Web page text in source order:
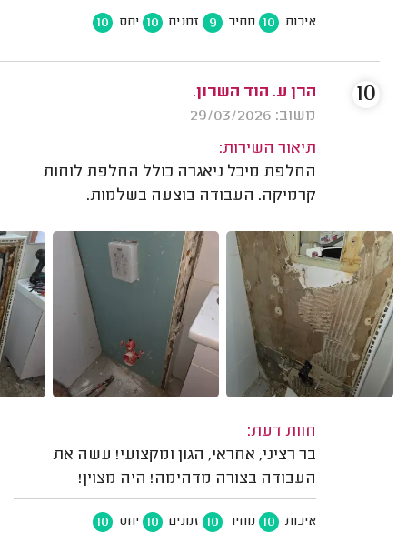
איכות 10 מחיר 9 זמנים 10 יחס 10
הרן ע. הוד השרון.
משוב: 29/03/2026
תיאור השירות:
החלפת מיכל ניאגרה כולל החלפת לוחות
קרמיקה. העבודה בוצעה בשלמות.
חוות דעת:
בר רציני, אחראי, הגון ומקצועי! עשה את
העבודה בצורה מדהימה! היה מצוין!
איכות 10 מחיר 10 זמנים 10 יחס 10
10